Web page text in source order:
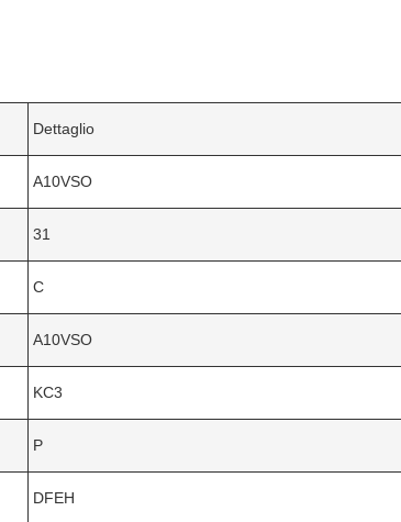
Dettaglio
A10VSO
31
C
A10VSO
KC3
P
DFEH